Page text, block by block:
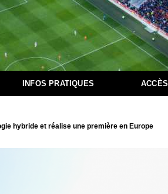
INFOS PRATIQUES ACCÈS
hybride et réalise une première en Europe